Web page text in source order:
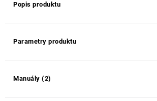
Popis produktu
Parametry produktu
Manuály (2)